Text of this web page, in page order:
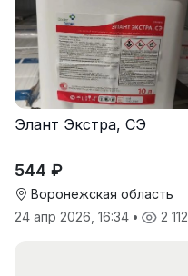
Элант Экстра, СЭ
544 ₽
Воронежская область
24 апр 2026, 16:34 • 2 112